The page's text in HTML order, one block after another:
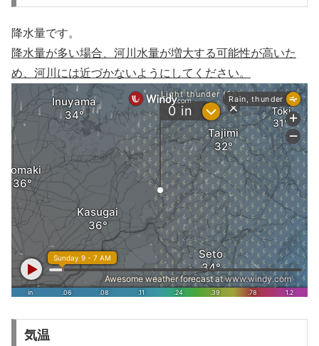
降水量です。
降水量が多い場合、河川水量が増大する可能性が高いた
め、河川には近づかないようにしてください。
気温